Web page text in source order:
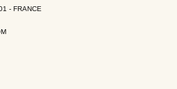
- FRANCE